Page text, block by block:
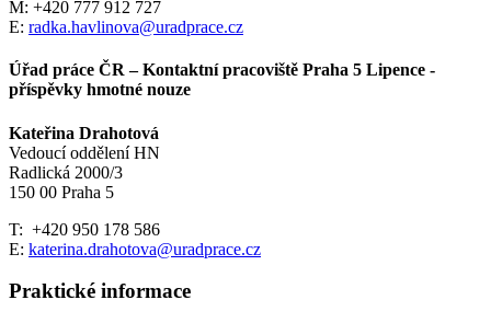
M: +420 777 912 727
E: radka.havlinova@uradprace.cz
Úřad práce ČR – Kontaktní pracoviště Praha 5 Lipence -
příspěvky hmotné nouze
Kateřina Drahotová
Vedoucí oddělení HN
Radlická 2000/3
150 00 Praha 5
T: +420 950 178 586
E: katerina.drahotova@uradprace.cz
Praktické informace